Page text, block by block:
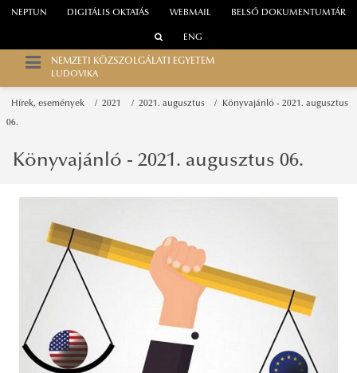
WEBMAIL
NEPTUN DIGITÁLIS OKTATÁS BELSŐ DOKUMENTUMTÁR
ENG
NEMZETI KÖZSZOLGÁLATI EGYETEM
LUDOVIKA
Hírek, események 2021 2021. augusztus Könyvajánló - 2021. augusztus
06.
Könyvajánló - 2021. augusztus 06.